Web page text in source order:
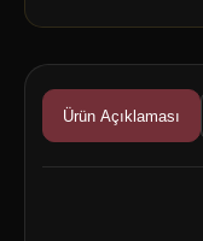
Ürün Açıklaması